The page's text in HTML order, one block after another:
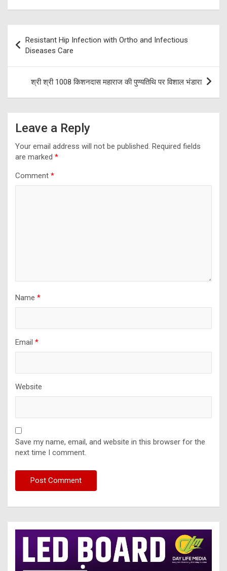
navigation
Resistant Hip Infection with Ortho and Infectious
Diseases Care
श्री श्री 1008 किशनदास महाराज की पुण्यतिथि पर विशाल भंडारा
Leave a Reply
Your email address will not be published. Required fields
are marked *
Comment *
Name *
Email *
Website
Save my name, email, and website in this browser for the
next time I comment.